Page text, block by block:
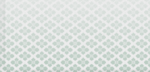
2024-10
2024-09